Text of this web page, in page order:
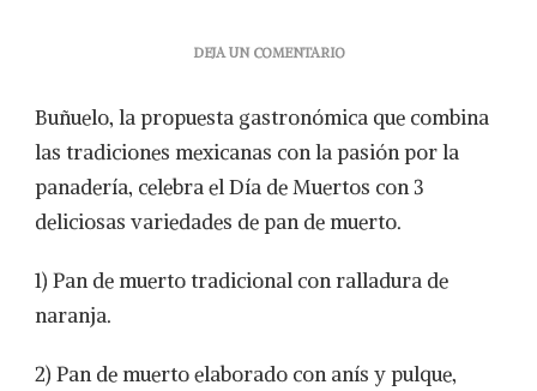
DEJA UN COMENTARIOEN
PAN
MUERTO
ESTÁ
BUÑUELO
Buñuelo, la propuesta gastronómica que combina
las tradiciones mexicanas con la pasión por la
panadería, celebra el Día de Muertos con 3
deliciosas variedades de pan de muerto.
1) Pan de muerto tradicional con ralladura de
naranja.
2) Pan de muerto elaborado con anís y pulque,